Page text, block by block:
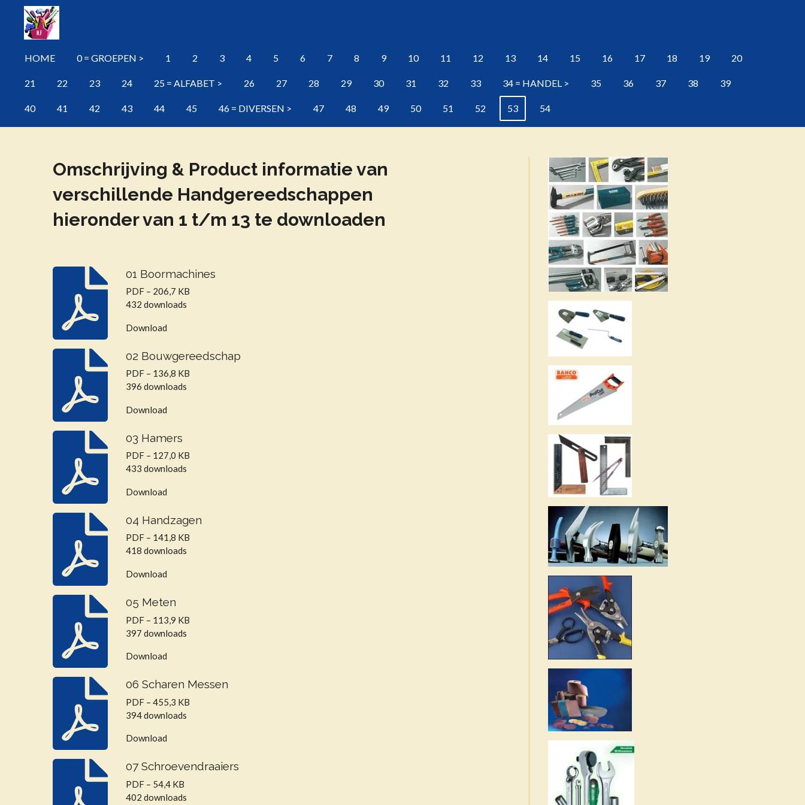
direct
hoofdinhoud
HOME 0 = GROEPEN > 1 2 3 4 5 6 7 8 9 10 11 12 13 14 15 16 17 18 19 20
21 22 23 24 25 = ALFABET > 26 27 28 29 30 31 32 33 34 = HANDEL > 35 36 37 38 39
40 41 42 43 44 45 46 = DIVERSEN > 47 48 49 50 51 52 53 54
Omschrijving & Product informatie van
verschillende Handgereedschappen
hieronder van 1 t/m 13 te downloaden
01 Boormachines
PDF – 206,7 KB
432 downloads
Download
02 Bouwgereedschap
PDF – 136,8 KB
396 downloads
Download
03 Hamers
PDF – 127,0 KB
433 downloads
Download
04 Handzagen
PDF – 141,8 KB
418 downloads
Download
05 Meten
PDF – 113,9 KB
397 downloads
Download
06 Scharen Messen
PDF – 455,3 KB
394 downloads
Download
07 Schroevendraaiers
PDF – 54,4 KB
402 downloads